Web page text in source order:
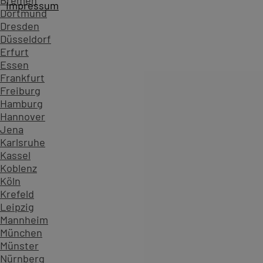
Dortmund
Dresden
Düsseldorf
Erfurt
Essen
Frankfurt
Freiburg
Hamburg
Hannover
Jena
Karlsruhe
Kassel
Koblenz
Köln
Krefeld
Leipzig
Mannheim
München
Münster
Nürnberg
PC-COLLEGE - Seit über 40 Jahren vertrauen
Themenliste
Apple
Excel 2016
Microsoft
MS Office
MS Office: mac 2011
MS Office: mac 2016
Office 2016
Impressum